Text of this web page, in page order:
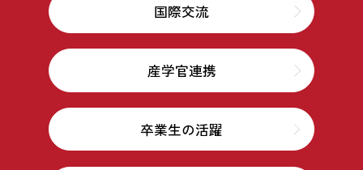
国際交流
産学官連携
卒業生の活躍